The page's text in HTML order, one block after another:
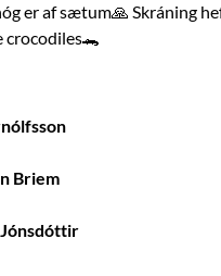
er af sætum🙏 Skráning
crocodiles🐊
Briem